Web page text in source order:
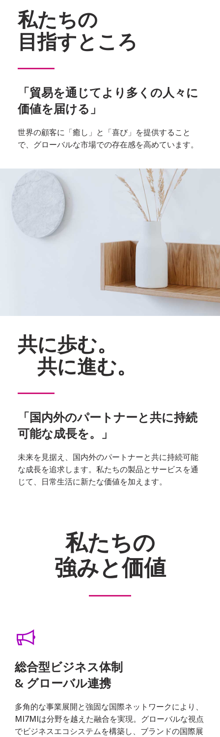
私たちの
目指すところ
「貿易を通じてより多くの人々に
価値を届ける」
世界の顧客に「癒し」と「喜び」を提供すること
で、グローバルな市場での存在感を高めています。
共に歩む。
共に進む。
「国内外のパートナーと共に持続
可能な成長を。」
未来を見据え、国内外のパートナーと共に持続可能
な成長を追求します。私たちの製品とサービスを通
じて、日常生活に新たな価値を加えます。
私たちの
強みと価値
総合型ビジネス体制
& グローバル連携
多⻆的な事業展開と強固な国際ネットワークにより、
MI7MIは分野を越えた融合を実現。グローバルな視点
でビジネスエコシステムを構築し、ブランドの国際展